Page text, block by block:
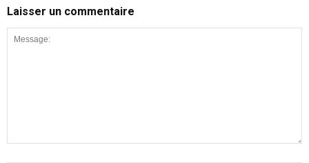
Laisser un commentaire